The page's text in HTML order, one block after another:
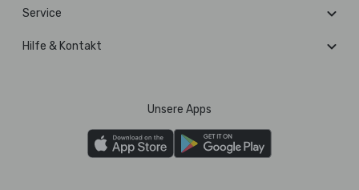
Service
Hilfe & Kontakt
Unsere Apps